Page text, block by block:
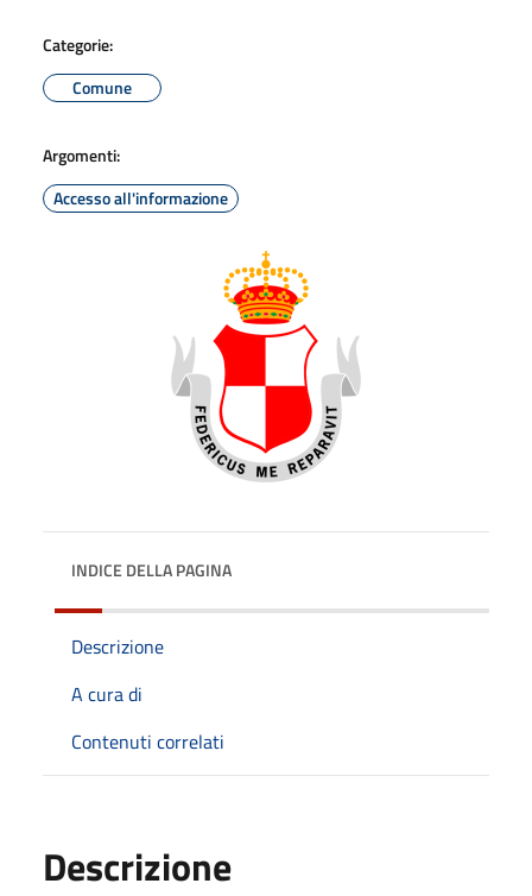
Categorie:
Comune
Argomenti:
Accesso all'informazione
INDICE DELLA PAGINA
Descrizione
A cura di
Contenuti correlati
Descrizione